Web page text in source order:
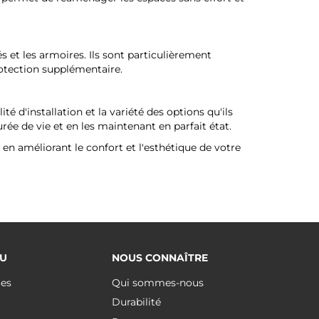
et les armoires. Ils sont particulièrement
supplémentaire.
d'installation et la variété des options qu'ils
de vie et en les maintenant en parfait état.
améliorant le confort et l'esthétique de votre
NOUS CONNAÎTRE
Qui sommes-nous
Durabilité